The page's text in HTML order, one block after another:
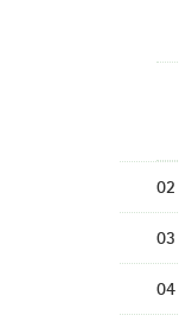
02
03
04